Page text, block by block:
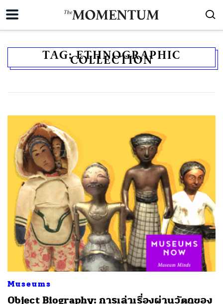
TAG:ETHNOGRAPHIC
COLLECTION
Museums
Object Biography: การเล่าเรื่องผ่านวัตถุของ
ค้นหา
SHARE TWEET LINE EMAIL